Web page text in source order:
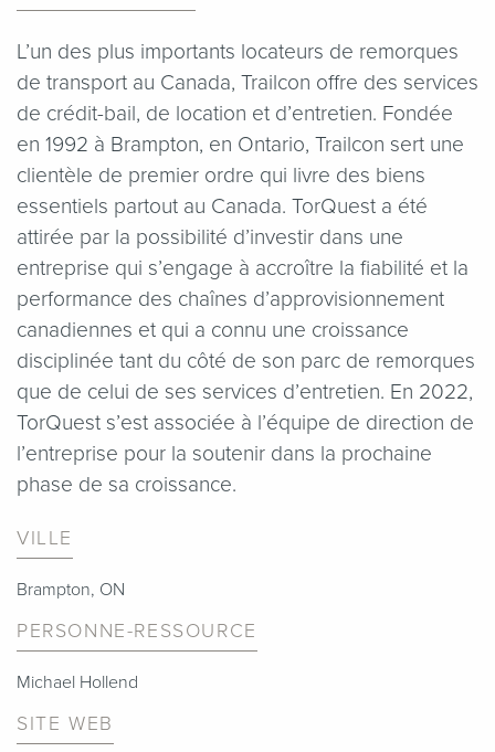
L’un des plus importants locateurs de remorques
de transport au Canada, Trailcon offre des services
de crédit-bail, de location et d’entretien. Fondée
en 1992 à Brampton, en Ontario, Trailcon sert une
clientèle de premier ordre qui livre des biens
essentiels partout au Canada. TorQuest a été
attirée par la possibilité d’investir dans une
entreprise qui s’engage à accroître la fiabilité et la
performance des chaînes d’approvisionnement
canadiennes et qui a connu une croissance
disciplinée tant du côté de son parc de remorques
que de celui de ses services d’entretien. En 2022,
TorQuest s’est associée à l’équipe de direction de
l’entreprise pour la soutenir dans la prochaine
phase de sa croissance.
VILLE
Brampton, ON
PERSONNE-RESSOURCE
Michael Hollend
SITE WEB